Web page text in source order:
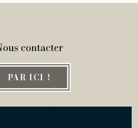
contacter
PAR ICI !